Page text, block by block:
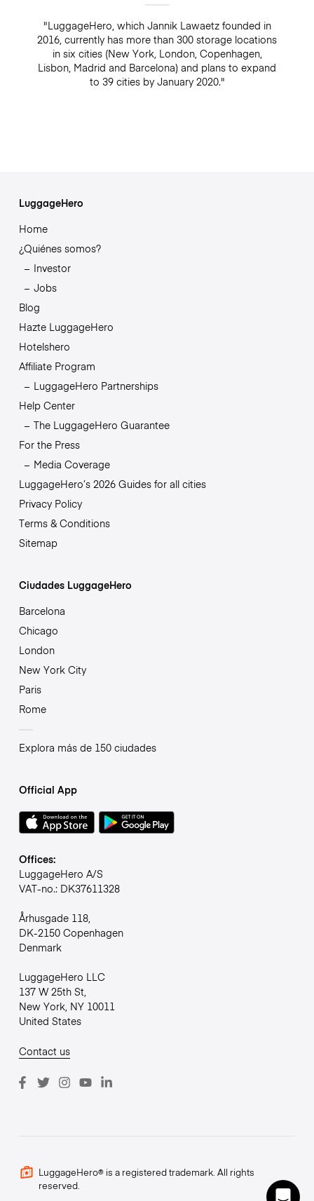
"LuggageHero, which Jannik Lawaetz founded in
2016, currently has more than 300 storage locations
in six cities (New York, London, Copenhagen,
Lisbon, Madrid and Barcelona) and plans to expand
to 39 cities by January 2020."
LuggageHero
Home
¿Quiénes somos?
Investor
Jobs
Blog
Hazte LuggageHero
Hotelshero
Affiliate Program
LuggageHero Partnerships
Help Center
The LuggageHero Guarantee
For the Press
Media Coverage
LuggageHero’s 2026 Guides for all cities
Privacy Policy
Terms & Conditions
Sitemap
Ciudades LuggageHero
Barcelona
Chicago
London
New York City
Paris
Rome
Explora más de 150 ciudades
Official App
Offices:
LuggageHero A/S
VAT-no.: DK37611328
Århusgade 118,
DK-2150 Copenhagen
Denmark
LuggageHero LLC
137 W 25th St,
New York, NY 10011
United States
Contact us
LuggageHero® is a registered trademark. All rights
reserved.